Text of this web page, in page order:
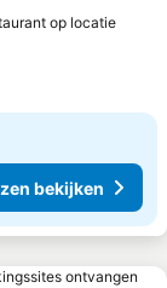
op locatie
bekijken
ontvangen